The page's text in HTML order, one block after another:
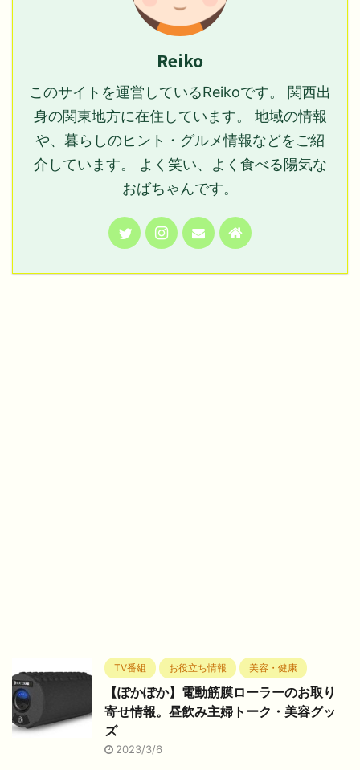
Reiko
このサイトを運営しているReikoです。 関西出
身の関東地方に在住しています。 地域の情報
や、暮らしのヒント・グルメ情報などをご紹
介しています。 よく笑い、よく食べる陽気な
おばちゃんです。
TV番組 お役立ち情報 美容・健康
【ぽかぽか】電動筋膜ローラーのお取り
寄せ情報。昼飲み主婦トーク・美容グッ
ズ
2023/3/6